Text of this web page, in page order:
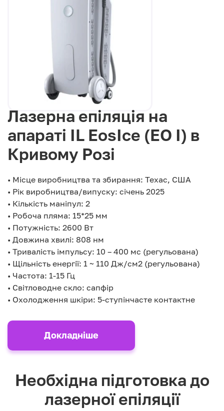
Лазерна епіляція на
апараті IL EosIce (EO I) в
Кривому Розі
• Місце виробництва та збирання: Техас, США
• Рік виробництва/випуску: січень 2025
• Кількість маніпул: 2
• Робоча пляма: 15*25 мм
• Потужність: 2600 Вт
• Довжина хвилі: 808 нм
• Тривалість імпульсу: 10 – 400 мс (регульована)
• Щільність енергії: 1 ~ 110 Дж/см2 (регульована)
• Частота: 1-15 Гц
• Світловодне скло: сапфір
• Охолодження шкіри: 5-ступінчасте контактне
Докладніше
Необхідна підготовка до
лазерної епіляції